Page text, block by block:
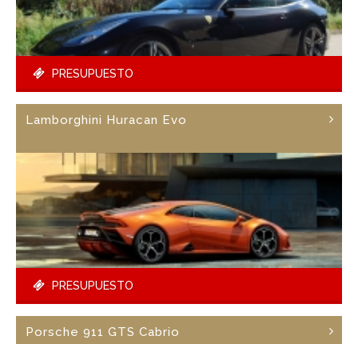
PRESUPUESTO
Lamborghini Huracan Evo
PRESUPUESTO
Porsche 911 GTS Cabrio